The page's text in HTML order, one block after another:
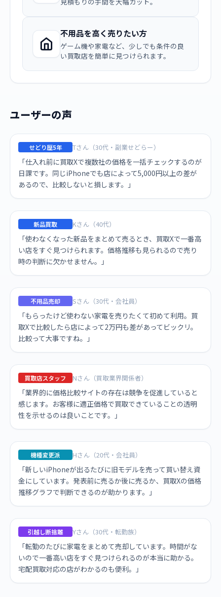
不用品を高く売りたい方
ゲーム機や家電など、少しでも条件の良
い買取店を簡単に見つけられます。
ユーザーの声
せどり歴5年 Tさん（30代・副業せどらー）
「仕入れ前に買取Xで複数社の価格を一括チェックするのが
日課です。同じiPhoneでも店によって5,000円以上の差が
あるので、比較しないと損します。」
新品買取 Kさん（40代）
「使わなくなった新品をまとめて売るとき、買取Xで一番高
い店をすぐ見つけられます。価格推移も見られるので売り
時の判断に欠かせません。」
不用品売却 Sさん（30代・会社員）
「もらったけど使わない家電を売りたくて初めて利用。買
取Xで比較したら店によって2万円も差があってビックリ。
比較って大事ですね。」
買取店スタッフ Nさん（買取業界関係者）
「業界的に価格比較サイトの存在は競争を促進していると
感じます。お客様に適正価格で買取できていることの透明
性を示せるのは良いことです。」
機種変更派 Hさん（20代・会社員）
「新しいiPhoneが出るたびに旧モデルを売って買い替え資
金にしています。発表前に売るか後に売るか、買取Xの価格
推移グラフで判断できるのが助かります。」
引越し断捨離 Yさん（30代・転勤族）
「転勤のたびに家電をまとめて売却しています。時間がな
いので一番高い店をすぐ見つけられるのが本当に助かる。
宅配買取対応の店がわかるのも便利。」